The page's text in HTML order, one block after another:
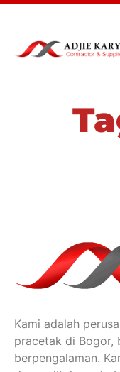
Kami adalah
pracetak di Bogor,
berpengalaman.